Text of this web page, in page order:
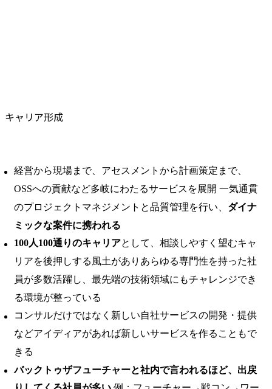
キャリア形成
経営から現場まで、アセスメントから計画策定まで、
OSSへの貢献など多岐にわたるサービスを展開 一気通貫
のプロジェクトマネジメントと品質管理を行い、 ダイナ
ミックな案件に携われる
100人100通りのキャリアとして、相談しやすく望むキャ
リアを後押しする風土がありあらゆる専門性を持った社
員が多数活躍し、最先端の技術領域にもチャレンジでき
る環境が整っている
コンサルだけではなく新しい自社サービスの開発・提供
などアイディアがあれば新しいサービスを作ることもで
きる
バックトゥザフューチャーと社内で言われるほど、出戻